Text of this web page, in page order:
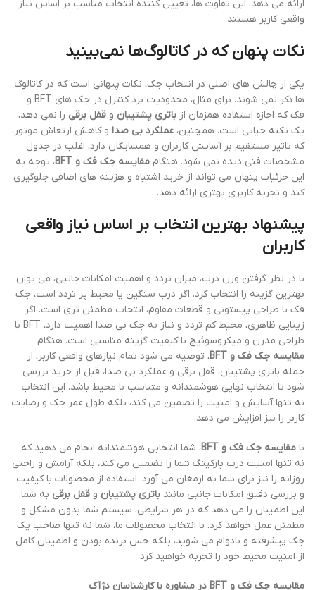
ارائه می دهد. این تفاوت ها، تعیین کننده انتخاب مناسب بر اساس نیاز
واقعی کاربر هستند.
نکات پنهان که در کاتالوگ‌ها نمی‌بینید
یکی از چالش های اصلی در انتخاب جک، نکات پنهانی است که در کاتالوگ
ها ذکر نمی شوند. برای مثال، محدودیت برد کنترل در جک های BFT و
فک که اجازه استفاده همزمان از باتری پشتیبان و قفل برقی را نمی دهد،
یک نکته حیاتی است. همچنین، عملکرد بی صدا و کاهش ارتعاش موتور،
که تاثیر مستقیم بر آسایش کاربران و همسایگان دارد، اغلب در جدول
مشخصات فنی دیده نمی شود. هنگام مقایسه جک فک و BFT
، توجه به
این جزئیات پنهان می تواند از خرید اشتباه و هزینه های اضافی جلوگیری
کند و تجربه کاربری بهتری ارائه دهد.
پیشنهاد بهترین انتخاب بر اساس نیاز واقعی
کاربران
با در نظر گرفتن وزن درب، میزان تردد و اهمیت امکانات جانبی، می توان
بهترین گزینه را انتخاب کرد. اگر درب سنگین یا محیط پر تردد است، جک
فک با طراحی پیستونی و قطعات مقاوم، انتخاب مطمئن تری است. اگر
زیبایی ظاهری، محیط کم تردد و نیاز به جک بی صدا اهمیت دارد، BFT با
طراحی مدرن و میکروسوئیچ با کیفیت گزینه مناسبی است. هنگام
مقایسه جک فک و BFT
، توصیه می شود تمام نیازهای واقعی کاربر، از
جمله باتری پشتیبان، قفل برقی و عملکرد بی صدا، قبل از خرید بررسی
شود تا انتخاب نهایی هوشمندانه و متناسب با محیط باشد. این انتخاب
نه تنها آسایش و امنیت را تضمین می کند، بلکه طول عمر جک و رضایت
کاربر را نیز افزایش می دهد.
با مقایسه جک فک و BFT
، شما انتخابی هوشمندانه انجام می دهید که
نه تنها امنیت درب پارکینگ شما را تضمین می کند، بلکه آرامش و راحتی
روزانه را نیز برای شما به ارمغان می آورد. استفاده از محصولات با کیفیت
و بررسی دقیق امکانات جانبی مانند باتری پشتیبان و قفل برقی به شما
این اطمینان را می دهد که در هر شرایطی، سیستم شما بدون مشکل و
مطمئن عمل خواهد کرد. با انتخاب محصولات ما، شما نه تنها صاحب یک
جک پیشرفته و بادوام می شوید، بلکه حس برنده بودن و اطمینان کامل
از امنیت محیط خود را تجربه خواهید کرد.
مقایسه جک فک و BFT در مشاوره با کارشناسان دژآک